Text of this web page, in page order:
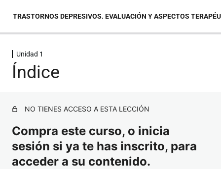
TRASTORNOS DEPRESIVOS. EVALUACIÓN Y ASPECTOS
Unidad 1
Contenido / Unidad 1
Cuestionario / Unidad 1
Unidad 2
Unidad 1
Índice
NO TIENES ACCESO A ESTA LECCIÓN
Compra este curso, o inicia
sesión si ya te has inscrito, para
acceder a su contenido.